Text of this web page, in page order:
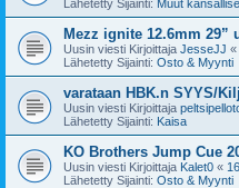
Lähetetty Sijainti: Muut
Mezz ignite 12.6mm 29”
Uusin viesti Kirjoittaja JesseJJ «
Lähetetty Sijainti: Osto & Myynti
varataan HBK.n SYYS/
Uusin viesti Kirjoittaja
Lähetetty Sijainti: Kaisa
KO Brothers Jump Cue
Uusin viesti Kirjoittaja Kalet0 «
Lähetetty Sijainti: Osto & Myynti